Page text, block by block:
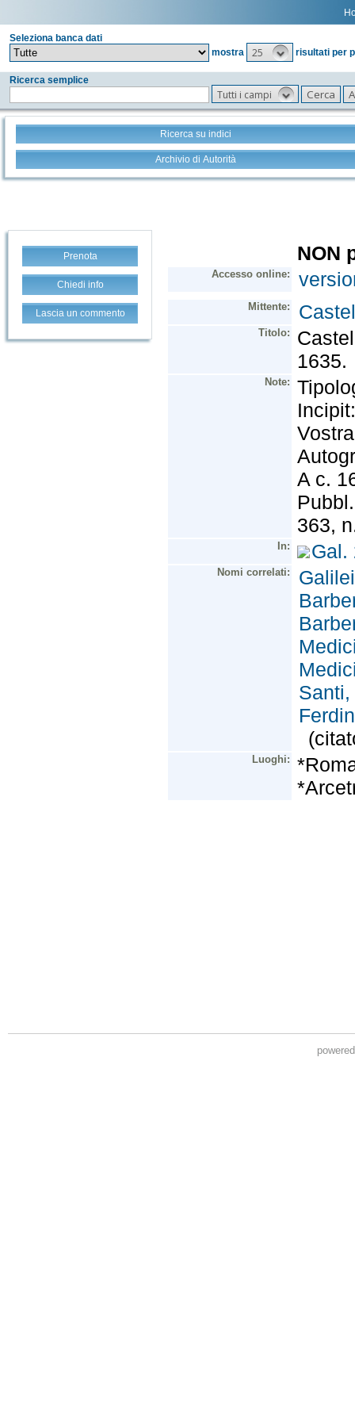
Seleziona banca dati
mostra
25 risultati per
Ricerca semplice
Tutti i campi
Ricerca su indici
Archivio di Autorità
Prenota
Chiedi info
Lascia un commento